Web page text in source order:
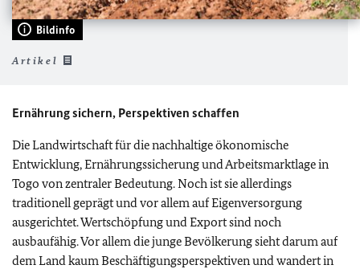
Bildinfo
Artikel
Ernährung sichern, Perspektiven schaffen
Die Landwirtschaft für die nachhaltige ökonomische
Entwicklung, Ernährungssicherung und Arbeitsmarktlage in
Togo von zentraler Bedeutung. Noch ist sie allerdings
traditionell geprägt und vor allem auf Eigenversorgung
ausgerichtet. Wertschöpfung und Export sind noch
ausbaufähig. Vor allem die junge Bevölkerung sieht darum auf
dem Land kaum Beschäftigungsperspektiven und wandert in